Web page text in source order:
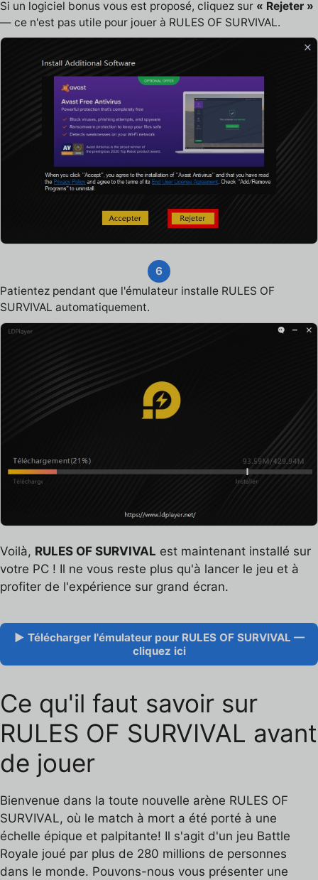
Si un logiciel bonus vous est proposé, cliquez sur « Rejeter »
— ce n'est pas utile pour jouer à RULES OF SURVIVAL.
6
Patientez pendant que l'émulateur installe RULES OF
SURVIVAL automatiquement.
Voilà, RULES OF SURVIVAL est maintenant installé sur
votre PC ! Il ne vous reste plus qu'à lancer le jeu et à
profiter de l'expérience sur grand écran.
▶ Télécharger l'émulateur pour RULES OF SURVIVAL —
cliquez ici
Ce qu'il faut savoir sur
RULES OF SURVIVAL avant
de jouer
Bienvenue dans la toute nouvelle arène RULES OF
SURVIVAL, où le match à mort a été porté à une
échelle épique et palpitante! Il s'agit d'un jeu Battle
Royale joué par plus de 280 millions de personnes
dans le monde. Pouvons-nous vous présenter une